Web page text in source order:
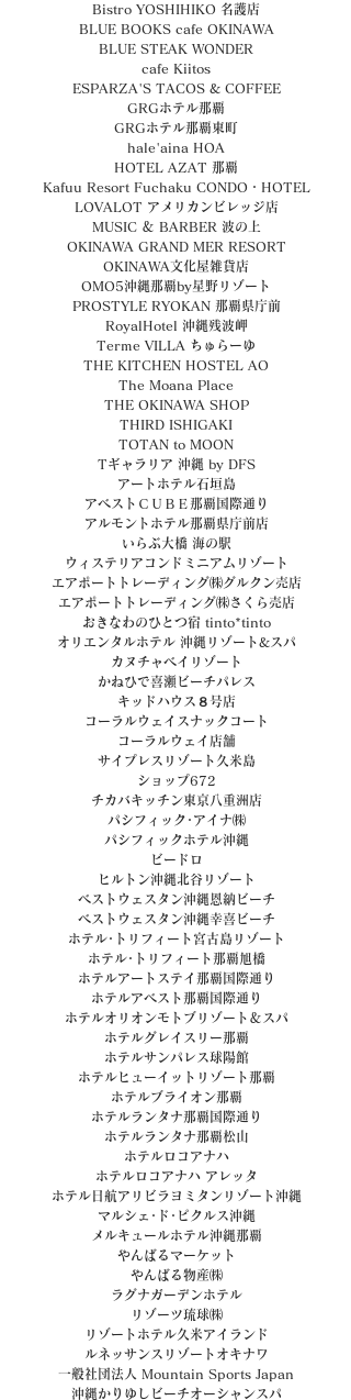
Bistro YOSHIHIKO 名護店
BLUE BOOKS cafe OKINAWA
BLUE STEAK WONDER
cafe Kiitos
ESPARZA'S TACOS & COFFEE
GRGホテル那覇
GRGホテル那覇東町
hale'aina HOA
HOTEL AZAT 那覇
Kafuu Resort Fuchaku CONDO・HOTEL
LOVALOT アメリカンビレッジ店
MUSIC ＆ BARBER 波の上
OKINAWA GRAND MER RESORT
OKINAWA文化屋雑貨店
OMO5沖縄那覇by星野リゾート
PROSTYLE RYOKAN 那覇県庁前
RoyalHotel 沖縄残波岬
Terme VILLA ちゅらーゆ
THE KITCHEN HOSTEL AO
The Moana Place
THE OKINAWA SHOP
THIRD ISHIGAKI
TOTAN to MOON
Tギャラリア 沖縄 by DFS
アートホテル石垣島
アベストＣＵＢＥ那覇国際通り
アルモントホテル那覇県庁前店
いらぶ大橋 海の駅
ウィステリアコンドミニアムリゾート
エアポートトレーディング㈱グルクン売店
エアポートトレーディング㈱さくら売店
おきなわのひとつ宿 tinto*tinto
オリエンタルホテル 沖縄リゾート&スパ
カヌチャベイリゾート
かねひで喜瀬ビーチパレス
キッドハウス８号店
コーラルウェイスナックコート
コーラルウェイ店舗
サイプレスリゾート久米島
ショップ672
チカバキッチン東京八重洲店
パシフィック･アイナ㈱
パシフィックホテル沖縄
ビードロ
ヒルトン沖縄北谷リゾート
ベストウェスタン沖縄恩納ビーチ
ベストウェスタン沖縄幸喜ビーチ
ホテル･トリフィート宮古島リゾート
ホテル･トリフィート那覇旭橋
ホテルアートステイ那覇国際通り
ホテルアベスト那覇国際通り
ホテルオリオンモトブリゾート＆スパ
ホテルグレイスリー那覇
ホテルサンパレス球陽館
ホテルヒューイットリゾート那覇
ホテルブライオン那覇
ホテルランタナ那覇国際通り
ホテルランタナ那覇松山
ホテルロコアナハ
ホテルロコアナハ アレッタ
ホテル日航アリビラヨミタンリゾート沖縄
マルシェ･ド･ピクルス沖縄
メルキュールホテル沖縄那覇
やんばるマーケット
やんばる物産㈱
ラグナガーデンホテル
リゾーツ琉球㈱
リゾートホテル久米アイランド
ルネッサンスリゾートオキナワ
一般社団法人 Mountain Sports Japan
沖縄かりゆしビーチオーシャンスパ